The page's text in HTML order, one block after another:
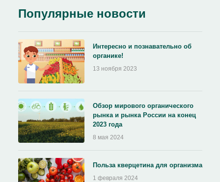
Популярные новости
Интересно и познавательно об
органике!
13 ноября 2023
Обзор мирового органического
рынка и рынка России на конец
2023 года
8 мая 2024
Польза кверцетина для организма
1 февраля 2024